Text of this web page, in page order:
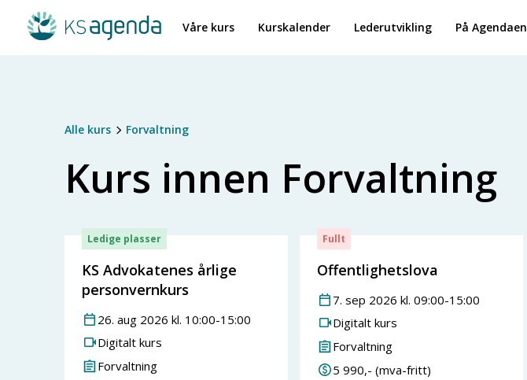
Våre kurs Kurskalender Lederutvikling På Agendaen
Alle kurs Forvaltning
Kurs innen Forvaltning
Ledige plasser
KS Advokatenes årlige
personvernkurs
26. aug 2026 kl. 10:00-15:00
Digitalt kurs
Forvaltning
Fullt
Offentlighetslova
7. sep 2026 kl. 09:00-15:00
Digitalt kurs
Forvaltning
5 990,- (mva-fritt)